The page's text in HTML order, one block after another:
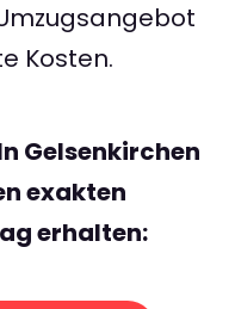
Kosten.
Gelsenkirchen
exakten
erhalten: